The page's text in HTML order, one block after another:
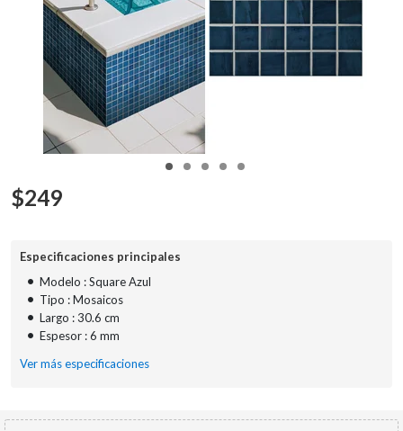
$249
Especificaciones principales
• Modelo : Square Azul
• Tipo : Mosaicos
• Largo : 30.6 cm
• Espesor : 6 mm
Ver más especificaciones